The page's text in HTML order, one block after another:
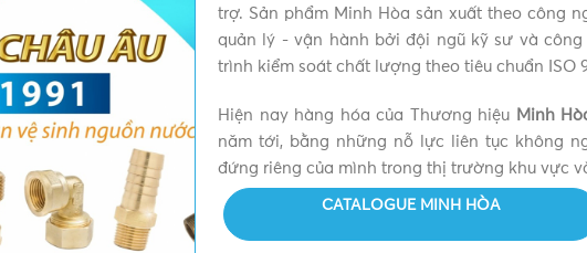
trợ. Sản phẩm Minh Hòa sản xuất theo công
quản lý - vận hành bởi đội ngũ kỹ sư và
trình kiểm soát chất lượng theo tiêu chuẩn ISO
Hiện nay hàng hóa của Thương hiệu Minh
năm tới, bằng những nỗ lực liên tục không
đứng riêng của mình trong thị trường khu vực
CATALOGUE MINH HÒA